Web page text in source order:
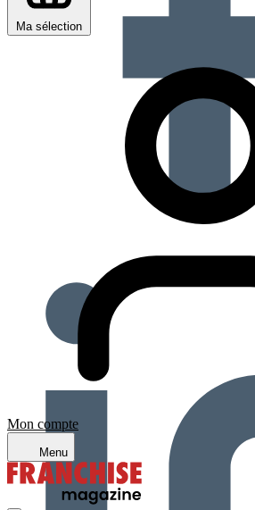
Ma sélection
Mon compte
Menu